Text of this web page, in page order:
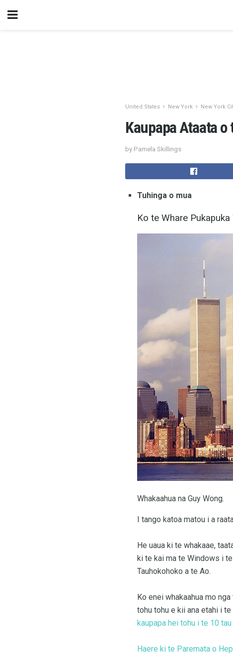
United States New York New York
Kaupapa Ataata o
by Pamela Skillings
Tuhinga o mua
Ko te Whare
Whakaahua na Guy Wong.
I tango katoa matou i a
He uaua ki te whakaae,
ki te kai ma te Windows i
Tauhokohoko a te Ao.
Ko enei whakaahua mo
tohu tohu e kii ana etahi i
kaupapa hei tohu i te 10
Haere ki te Paremata o